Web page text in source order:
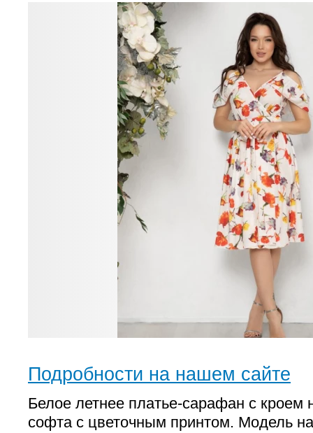
Подробности на нашем сайте
Белое летнее платье-сарафан с кроем
софта с цветочным принтом. Модель на